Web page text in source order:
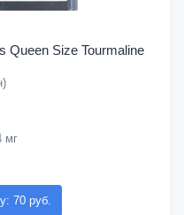
Queen Size Tourmaline
мг
70 руб.